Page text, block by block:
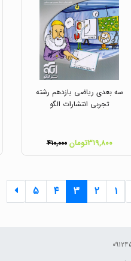
سه بعدی ریاضی یازدهم رشته
تجربی انتشارات الگو
۳۱۹,۸۰۰تومان ۴۱۰,۰۰۰
۱ ۲ ۳ ۴ ۵